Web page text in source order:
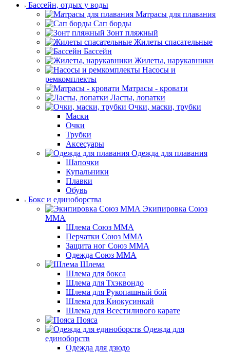
Бассейн, отдых у воды
Матрасы для плавания
Сап борды
Зонт пляжный
Жилеты спасательные
Бассейн
Жилеты, нарукавники
Насосы и
ремкомплекты
Матрасы - кровати
Ласты, лопатки
Очки, маски, трубки
Маски
Очки
Трубки
Аксесуары
Одежда для плавания
Шапочки
Купальники
Плавки
Обувь
Бокс и единоборства
Экипировка Союз
ММА
Шлема Союз ММА
Перчатки Союз ММА
Защита ног Союз ММА
Одежда Союз ММА
Шлема
Шлема для бокса
Шлема для Тхэквондо
Шлема для Рукопашный бой
Шлема для Киокусинкай
Шлема для Всестиливого карате
Пояса
Одежда для
единоборств
Одежда для дзюдо